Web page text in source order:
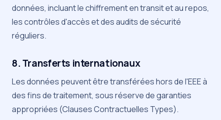
données, incluant le chiffrement en transit et au repos,
les contrôles d'accès et des audits de sécurité
réguliers.
8. Transferts internationaux
Les données peuvent être transférées hors de l'EEE à
des fins de traitement, sous réserve de garanties
appropriées (Clauses Contractuelles Types).